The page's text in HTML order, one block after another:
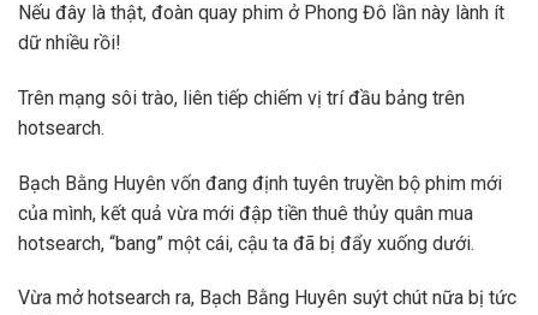
Nếu đây là thật, đoàn quay phim ở Phong Đô lần này lành ít
dữ nhiều rồi!
Trên mạng sôi trào, liên tiếp chiếm vị trí đầu bảng trên
hotsearch.
Bạch Bằng Huyên vốn đang định tuyên truyền bộ phim mới
của mình, kết quả vừa mới đập tiền thuê thủy quân mua
hotsearch, “bang” một cái, cậu ta đã bị đẩy xuống dưới.
Vừa mở hotsearch ra, Bạch Bằng Huyên suýt chút nữa bị tức